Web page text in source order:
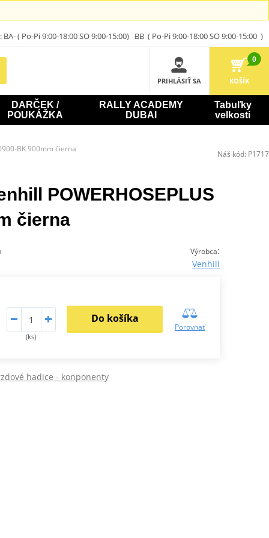
( Po-Pi 9:00-18:00 SO 9:00-15:00) BB ( Po-Pi 9:00-18:00 SO 9:00-15:00 )
PRIHLÁSIŤ SA
0
KOŠÍK
DARČEK /
POUKÁŽKA
RALLY ACADEMY
DUBAI
Tabuľky
velkosti
BK 900mm čierna
POWERHOSEPLUS
čierna
Výrobca:
Venhill
(ks)
Do košíka
Porovnať
hadice - konponenty
Náš kód: P1717